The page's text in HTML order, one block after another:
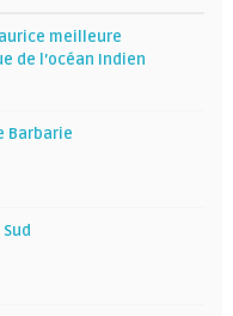
meilleure
de l’océan Indien
Barbarie